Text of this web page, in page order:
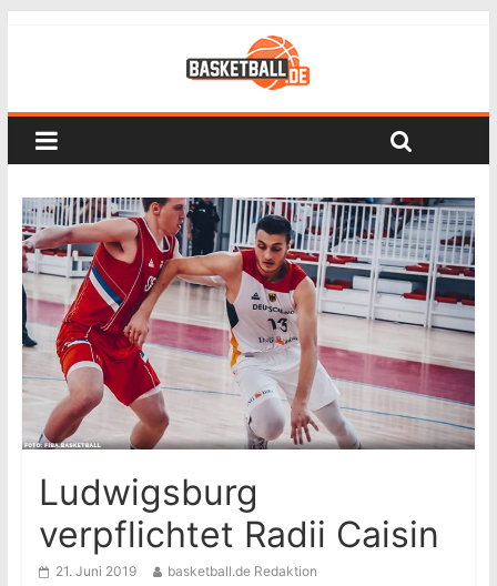
Ludwigsburg
verpflichtet Radii Caisin
21. Juni 2019 basketball.de Redaktion